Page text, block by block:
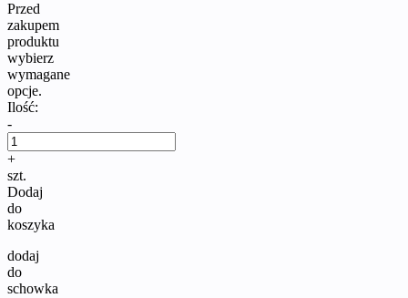
Przed
zakupem
produktu
wybierz
wymagane
opcje.
Ilość:
-
+
szt.
Dodaj
do
koszyka
dodaj
do
schowka